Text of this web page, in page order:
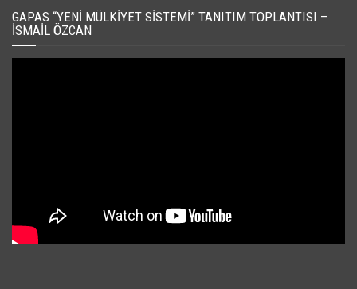
GAPAS “YENI MÜLKIYET SISTEMI” TANITIM TOPLANTISI –
İSMAIL ÖZCAN